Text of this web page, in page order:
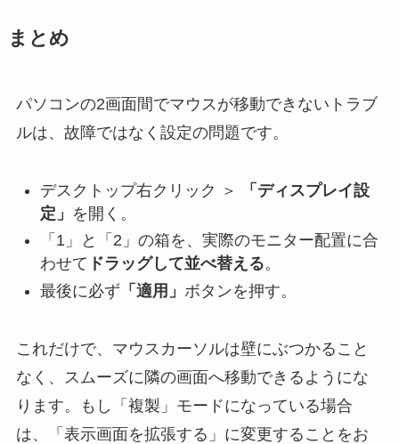
まとめ
パソコンの2画面間でマウスが移動できないトラブ
ルは、故障ではなく設定の問題です。
デスクトップ右クリック ＞
「ディスプレイ設
定」 を開く。
「1」と「2」の箱を、実際のモニター配置に合
わせて ドラッグして並べ替える。
最後に必ず「適用」 ボタンを押す。
これだけで、マウスカーソルは壁にぶつかること
なく、スムーズに隣の画面へ移動できるようにな
ります。もし「複製」モードになっている場合
は、「表示画面を拡張する」に変更することをお